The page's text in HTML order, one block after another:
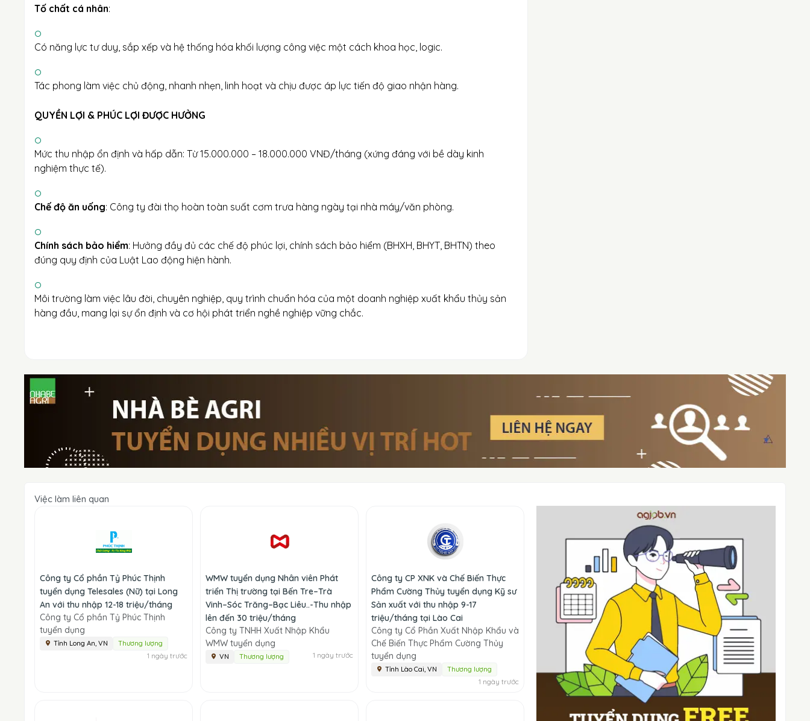
Tố chất cá nhân:
Có năng lực tư duy, sắp xếp và hệ thống hóa khối lượng công việc một cách khoa học, logic.
Tác phong làm việc chủ động, nhanh nhẹn, linh hoạt và chịu được áp lực tiến độ giao nhận hàng.
QUYỀN LỢI & PHÚC LỢI ĐƯỢC HƯỞNG
Mức thu nhập ổn định và hấp dẫn: Từ 15.000.000 – 18.000.000 VNĐ/tháng (xứng đáng với bề dày kinh
nghiệm thực tế).
Chế độ ăn uống: Công ty đài thọ hoàn toàn suất cơm trưa hàng ngày tại nhà máy/văn phòng.
Chính sách bảo hiểm: Hưởng đầy đủ các chế độ phúc lợi, chính sách bảo hiểm (BHXH, BHYT, BHTN) theo
đúng quy định của Luật Lao động hiện hành.
Môi trường làm việc lâu đời, chuyên nghiệp, quy trình chuẩn hóa của một doanh nghiệp xuất khẩu thủy sản
hàng đầu, mang lại sự ổn định và cơ hội phát triển nghề nghiệp vững chắc.
Việc làm liên quan
Công ty Cổ phần Tỷ Phúc Thịnh
tuyển dụng Telesales (Nữ) tại Long
An với thu nhập 12-18 triệu/tháng
Công ty Cổ phần Tỷ Phúc Thịnh
tuyển dụng
Tỉnh Long An, VN Thương lượng
1 ngày trước
WMW tuyển dụng Nhân viên Phát
triển Thị trường tại Bến Tre–Trà
Vinh–Sóc Trăng–Bạc Liêu..-Thu nhập
lên đến 30 triệu/tháng
Công ty TNHH Xuất Nhập Khẩu
WMW tuyển dụng
VN Thương lượng 1 ngày trước
Công ty CP XNK và Chế Biến Thực
Phẩm Cường Thủy tuyển dụng Kỹ sư
Sản xuất với thu nhập 9-17
triệu/tháng tại Lào Cai
Công ty Cổ Phần Xuất Nhập Khẩu và
Chế Biến Thực Phẩm Cường Thủy
tuyển dụng
Tỉnh Lào Cai, VN Thương lượng
1 ngày trước